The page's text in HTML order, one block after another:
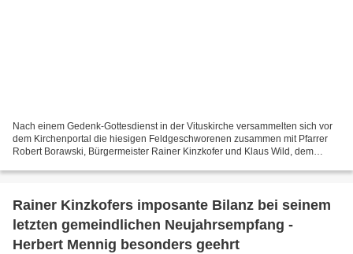
Nach einem Gedenk-Gottesdienst in der Vituskirche versammelten sich vor
dem Kirchenportal die hiesigen Feldgeschworenen zusammen mit Pfarrer
Robert Borawski, Bürgermeister Rainer Kinzkofer und Klaus Wild, dem
Rainer Kinzkofers imposante Bilanz bei seinem
letzten gemeindlichen Neujahrsempfang -
Herbert Mennig besonders geehrt